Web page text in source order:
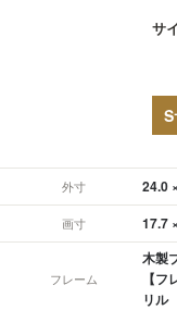
サ
外寸 24.0
画寸 17.7
フレーム
木製
【
リル